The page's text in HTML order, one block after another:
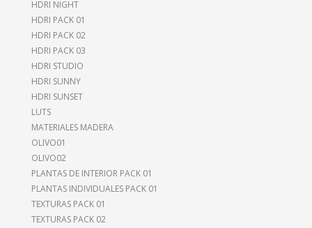
HDRI NIGHT
HDRI PACK 01
HDRI PACK 02
HDRI PACK 03
HDRI STUDIO
HDRI SUNNY
HDRI SUNSET
LUTS
MATERIALES MADERA
OLIVO01
OLIVO02
PLANTAS DE INTERIOR PACK 01
PLANTAS INDIVIDUALES PACK 01
TEXTURAS PACK 01
TEXTURAS PACK 02